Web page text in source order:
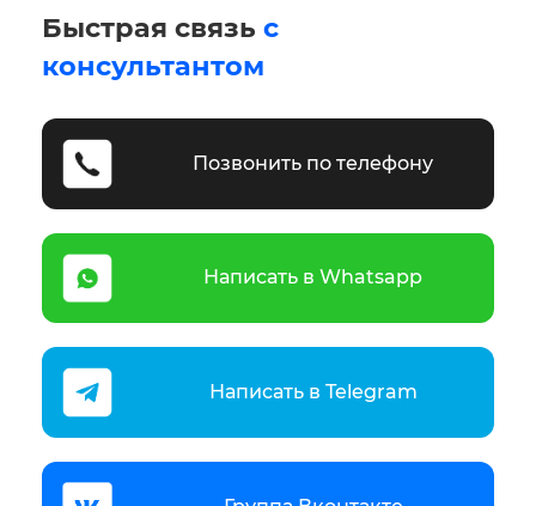
Быстрая связь с
консультантом
Позвонить по телефону
Написать в Whatsapp
Написать в Telegram